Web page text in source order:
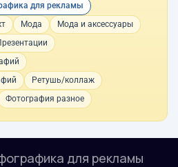
для рекламы
Мода
Мода и аксессуары
Ретушь/коллаж
Фотография разное
для рекламы